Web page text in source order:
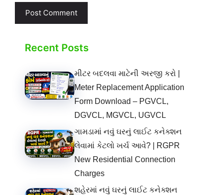
Recent Posts
મીટર બદલવા માટેની અરજી કરો |
Meter Replacement Application
Form Download – PGVCL,
DGVCL, MGVCL, UGVCL
ગામડામાં નવું ઘરનું લાઈટ કનેક્શન
લેવામાં કેટલો ખર્ચ આવે? | RGPR
New Residential Connection
Charges
શહેરમાં નવું ઘરનું લાઈટ કનેક્શન